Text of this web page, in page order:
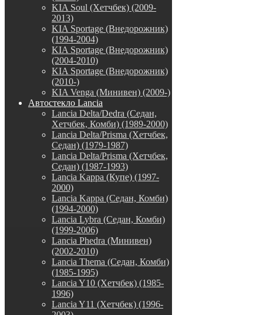
KIA Soul (Хетчбек) (2009-
2013)
KIA Sportage (Внедорожник)
(1994-2004)
KIA Sportage (Внедорожник)
(2004-2010)
KIA Sportage (Внедорожник)
(2010-)
KIA Venga (Минивен) (2009-)
Автостекло Lancia
Lancia Delta/Dedra (Седан,
Хетчбек, Комби) (1989-2000)
Lancia Delta/Prisma (Хетчбек,
Седан) (1979-1987)
Lancia Delta/Prisma (Хетчбек,
Седан) (1987-1993)
Lancia Kappa (Купе) (1997-
2000)
Lancia Kappa (Седан, Комби)
(1994-2000)
Lancia Lybra (Седан, Комби)
(1999-2006)
Lancia Phedra (Минивен)
(2002-2010)
Lancia Thema (Седан, Комби)
(1985-1995)
Lancia Y10 (Хетчбек) (1985-
1996)
Lancia Y11 (Хетчбек) (1996-